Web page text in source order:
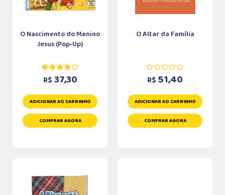
O Nascimento do Menino
Jesus (Pop-Up)
R$ 37,30
ADICIONAR AO CARRINHO
COMPRAR AGORA
O Altar da Família
R$ 51,40
ADICIONAR AO CARRINHO
COMPRAR AGORA